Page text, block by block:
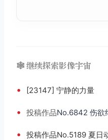
🕸️ 继续探索影像宇宙
• [23147] 宁静的力量
• 投稿作品No.6842 伤欲
• 投稿作品No.5189 夏日